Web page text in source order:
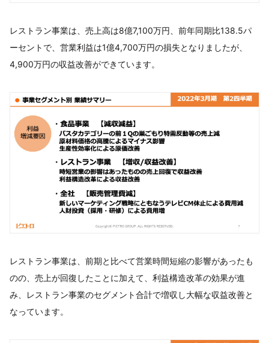
レストラン事業は、売上高は8億7,100万円、前年同期比138.5パ
ーセントで、営業利益は1億4,700万円の損失となりましたが、
4,900万円の収益改善ができています。
レストラン事業は、前期と比べて営業時間短縮の影響があったも
のの、売上が回復したことに加えて、利益構造改革の効果が進
み、レストラン事業のセグメント合計で増収し大幅な収益改善と
なっています。